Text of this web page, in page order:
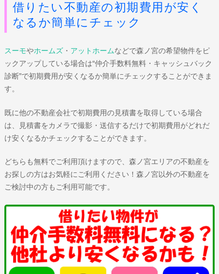
借りたい不動産の初期費用が安く
なるか簡単にチェック
スーモやホームズ・ アットホームなどで森ノ宮の希望物件をピ
ックアップしている場合は“仲介手数料無料・キャッシュバック
診断”で初期費用が安くなるか簡単にチェックすることができま
す。
既に他の不動産会社で初期費用の見積書を取得している場合
は、見積書をカメラで撮影・送信するだけで初期費用がどれだ
け安くなるかチェックすることができます。
どちらも無料でご利用頂けますので、森ノ宮エリアの不動産を
お探しの方はお気軽にご利用ください！森ノ宮以外の不動産を
ご検討中の方もご利用可能です。